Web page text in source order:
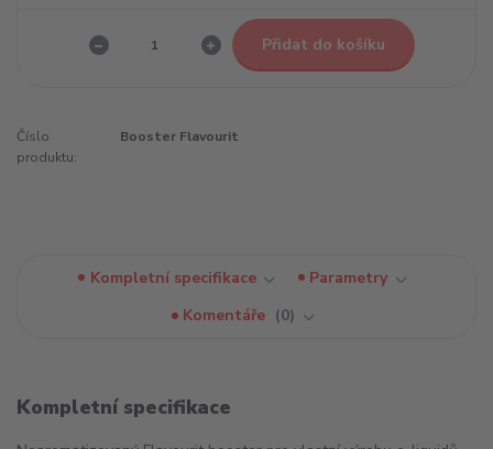
Přidat do košíku
Číslo
produktu:
Booster Flavourit
Kompletní specifikace
Parametry
Komentáře
0
Kompletní specifikace